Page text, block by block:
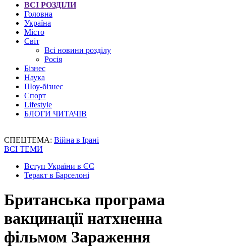
ВСІ РОЗДІЛИ
Головна
Україна
Місто
Світ
Всі новини розділу
Росія
Бізнес
Наука
Шоу-бізнес
Спорт
Lifestyle
БЛОГИ ЧИТАЧІВ
СПЕЦТЕМА: Війна в Ірані
ВСІ ТЕМИ
Вступ України в ЄС
Теракт в Барселоні
Британська програма
вакцинації натхненна
фільмом Зараження